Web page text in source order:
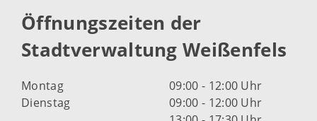
Öffnungszeiten der
Stadtverwaltung Weißenfels
Montag
09:00 - 12:00 Uhr
Dienstag
09:00 - 12:00 Uhr